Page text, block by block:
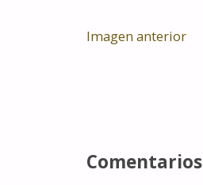
Imagen anterior
Comentarios